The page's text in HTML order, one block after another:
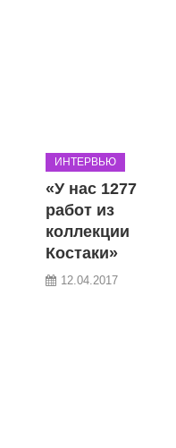
ИНТЕРВЬЮ
«У нас 1277
работ из
коллекции
Костаки»
12.04.2017